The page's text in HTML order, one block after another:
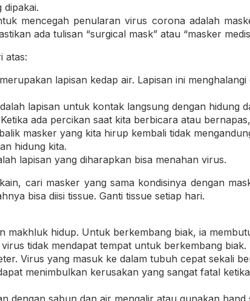
dipakai.
mencegah penularan virus corona adalah
ada tulisan “surgical mask” atau “masker
atas:
lapisan kedap air. Lapisan ini
lapisan untuk kontak langsung dengan hidung
ada percikan saat kita berbicara atau
masker yang kita hirup kembali tidak
hidung kita.
lapisan yang diharapkan bisa menahan virus.
cari masker yang sama kondisinya dengan
bisa diisi tissue. Ganti tissue setiap hari.
makhluk hidup. Untuk berkembang biak, ia
tidak mendapat tempat untuk berkembang
Virus yang masuk ke dalam tubuh cepat sekali
menimbulkan kerusakan yang sangat fatal
dengan sabun dan air mengalir atau gunakan